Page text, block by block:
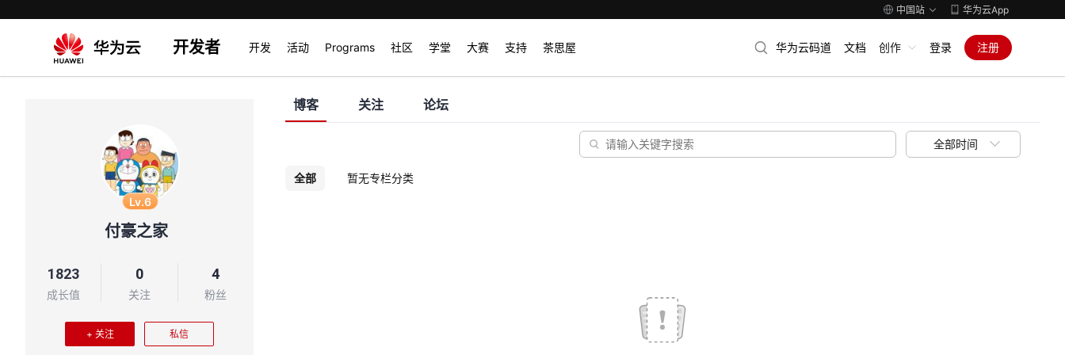
中国站 华为云App
开发者 开发 活动 Programs 社区 学堂 大赛 支持 茶思屋 华为云码道 文档 创作 登录 注册
Lv.6
付豪之家
1823
成长值
0
关注
4
粉丝
+ 关注 私信
博客 关注 论坛
全部时间
全部 暂无专栏分类